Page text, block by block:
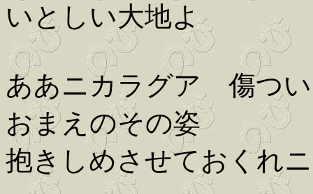
いとしい大地よ
ああニカラグア 傷つ
おまえのその姿
抱きしめさせておくれ